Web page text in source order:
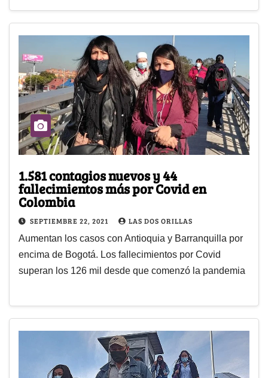
1.581 contagios nuevos y 44
fallecimientos más por Covid en
Colombia
SEPTIEMBRE 22, 2021 LAS DOS ORILLAS
Aumentan los casos con Antioquia y Barranquilla por
encima de Bogotá. Los fallecimientos por Covid
superan los 126 mil desde que comenzó la pandemia